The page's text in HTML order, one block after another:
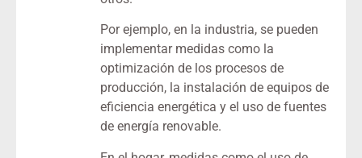
Por ejemplo, en la industria, se pueden
implementar medidas como la
optimización de los procesos de
producción, la instalación de equipos de
eficiencia energética y el uso de fuentes
de energía renovable.